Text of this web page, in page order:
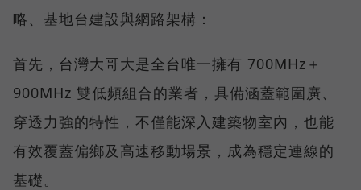
略、基地台建設與網路架構：
首先，台灣大哥大是全台唯一擁有 700MHz＋
900MHz 雙低頻組合的業者，具備涵蓋範圍廣、
穿透力強的特性，不僅能深入建築物室內，也能
有效覆蓋偏鄉及高速移動場景，成為穩定連線的
基礎。